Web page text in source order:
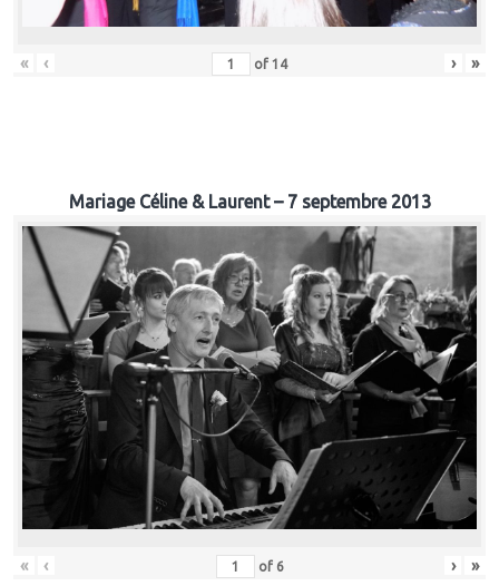
« ‹ of 14 › »
Mariage Céline & Laurent – 7 septembre 2013
« ‹ of 6 › »